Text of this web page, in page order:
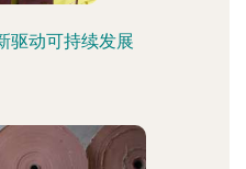
驱动可持续发展